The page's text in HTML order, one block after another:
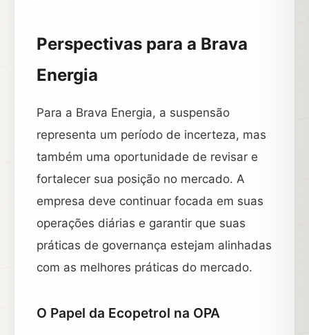
Perspectivas para a Brava
Energia
Para a Brava Energia, a suspensão
representa um período de incerteza, mas
também uma oportunidade de revisar e
fortalecer sua posição no mercado. A
empresa deve continuar focada em suas
operações diárias e garantir que suas
práticas de governança estejam alinhadas
com as melhores práticas do mercado.
O Papel da Ecopetrol na OPA